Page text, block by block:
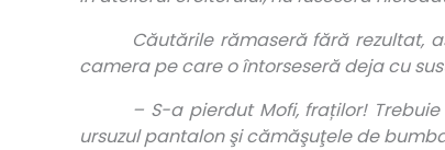
Căutările rămaseră fără rezultat,
camera pe care o întorseseră deja cu
– S-a pierdut Mofi, fraților!
ursuzul pantalon şi cămăşuţele de